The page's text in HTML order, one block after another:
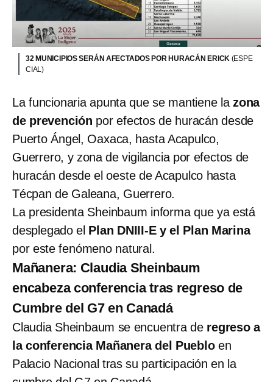
32 MUNICIPIOS SERÁN AFECTADOS POR HURACÁN ERICK (ESPE
CIAL)
La funcionaria apunta que se mantiene lazona
de prevención por efectos de huracán desde
Puerto Ángel, Oaxaca, hasta Acapulco,
Guerrero, y zona de vigilancia por efectos de
huracán desde el oeste de Acapulco hasta
Técpan de Galeana, Guerrero.
La presidenta Sheinbaum informa que ya está
desplegado el Plan DNIII-E y el Plan Marina
por este fenómeno natural.
Mañanera: Claudia Sheinbaum
encabeza conferencia tras regreso de
Cumbre del G7 en Canadá
Claudia Sheinbaum se encuentra de regreso a
la conferencia Mañanera del Puebloen
Palacio Nacional tras su participación en la